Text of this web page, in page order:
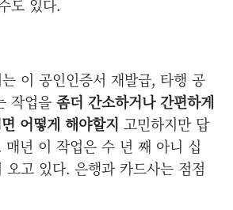
도 있다.
이 공인인증서 재발급, 타행 공
작업을 좀더 간소하거나 간편하게
어떻게 해야할지 고민하지만 답
매년 이 작업은 수 년 째 아니 십
고 있다. 은행과 카드사는 점점